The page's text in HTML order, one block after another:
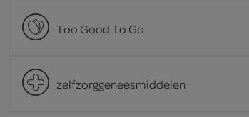
Too Good To Go
zelfzorggeneesmiddelen